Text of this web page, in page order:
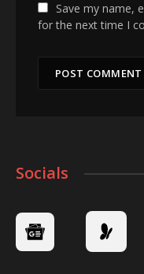
Save my name,
for the next time I
Socials